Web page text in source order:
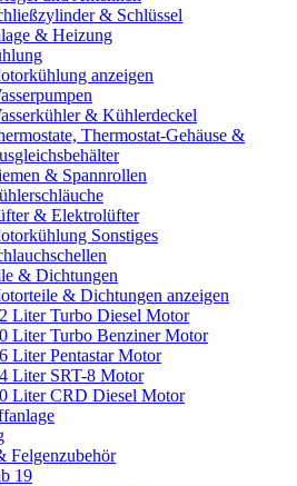
& Schlüssel
& Heizung
anzeigen
& Kühlerdeckel
Thermostat-Gehäuse &
& Spannrollen
& Elektrolüfter
Sonstiges
& Dichtungen
& Dichtungen anzeigen
Liter Turbo Diesel Motor
Liter Turbo Benziner Motor
Liter Pentastar Motor
Liter SRT-8 Motor
Liter CRD Diesel Motor
Felgenzubehör
19